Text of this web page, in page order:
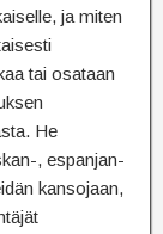
ja miten
tai osataan
He
, espanjan-
kansojaan,